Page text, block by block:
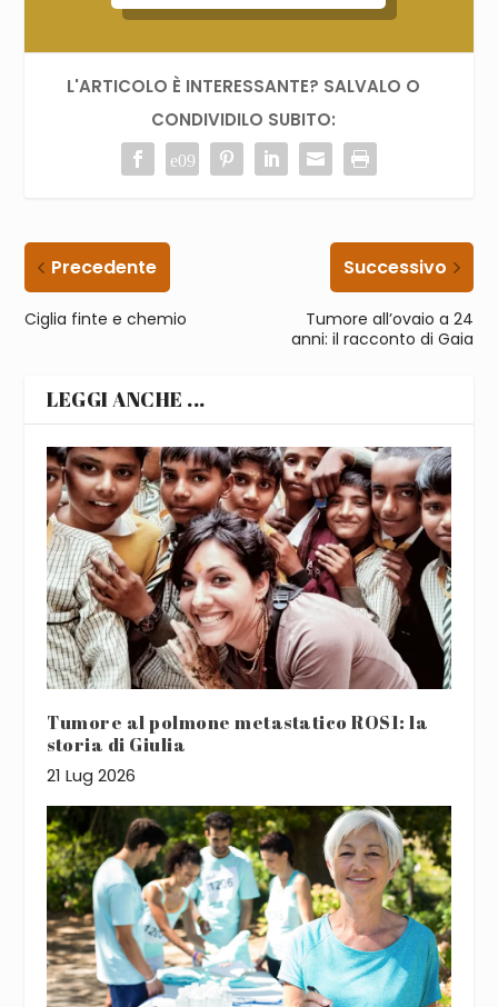
L'ARTICOLO È INTERESSANTE? SALVALO O
CONDIVIDILO SUBITO:
Precedente
Ciglia finte e chemio
Successivo
Tumore all’ovaio a 24
anni: il racconto di Gaia
LEGGI ANCHE ...
Tumore al polmone metastatico ROS1: la
storia di Giulia
21 Lug 2026